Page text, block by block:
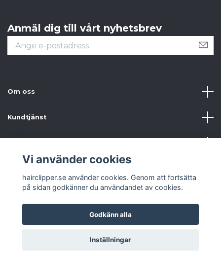
Anmäl dig till vårt nyhetsbrev
Om oss
Kundtjänst
© 2026 hairclipper.se
Vi använder cookies
hairclipper.se använder cookies. Genom att fortsätta
på sidan godkänner du användandet av cookies.
Godkänn alla
Inställningar